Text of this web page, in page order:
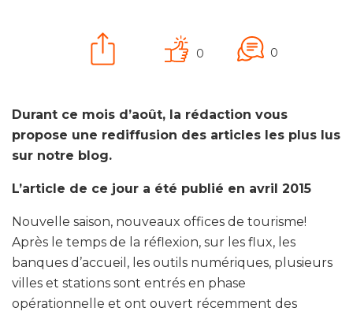
0 0
Durant ce mois d’août, la rédaction vous
propose une rediffusion des articles les plus lus
sur notre blog.
L’article de ce jour a été publié en avril 2015
Nouvelle saison, nouveaux offices de tourisme!
Après le temps de la réflexion, sur les flux, les
banques d’accueil, les outils numériques, plusieurs
villes et stations sont entrés en phase
opérationnelle et ont ouvert récemment des